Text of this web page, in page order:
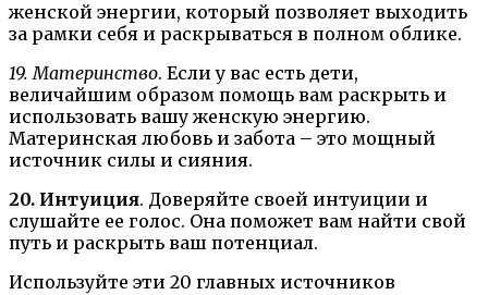
женской энергии, который позволяет выходить
за рамки себя и раскрываться в полном облике.
19. Материнство. Если у вас есть дети,
величайшим образом помощь вам раскрыть и
использовать вашу женскую энергию.
Материнская любовь и забота – это мощный
источник силы и сияния.
20. Интуиция. Доверяйте своей интуиции и
слушайте ее голос. Она поможет вам найти свой
путь и раскрыть ваш потенциал.
Используйте эти 20 главных источников